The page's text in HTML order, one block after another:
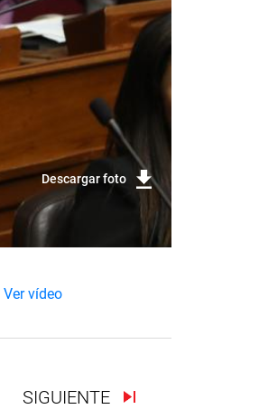
Descargar foto
Ver vídeo
SIGUIENTE